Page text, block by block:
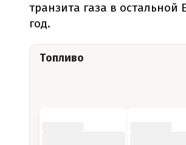
транзита газа в
год.
Топливо